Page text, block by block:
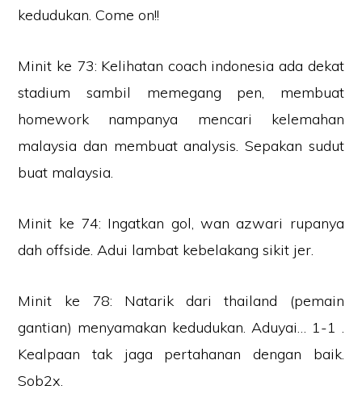
kedudukan. Come on!!
Minit ke 73: Kelihatan coach indonesia ada dekat
stadium sambil memegang pen, membuat
homework nampanya mencari kelemahan
malaysia dan membuat analysis. Sepakan sudut
buat malaysia.
Minit ke 74: Ingatkan gol, wan azwari rupanya
dah offside. Adui lambat kebelakang sikit jer.
Minit ke 78: Natarik dari thailand (pemain
gantian) menyamakan kedudukan. Aduyai… 1-1 .
Kealpaan tak jaga pertahanan dengan baik.
Sob2x.